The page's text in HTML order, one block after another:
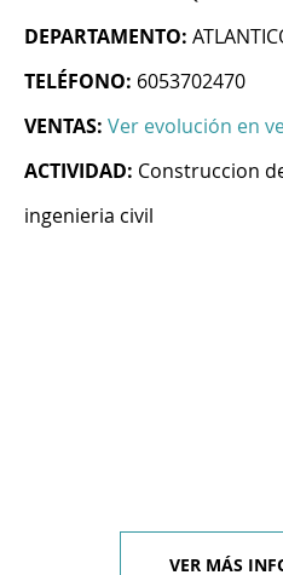
DEPARTAMENTO:
TELÉFONO: 6053702470
VENTAS: Ver evolución en
ACTIVIDAD: Construccion
ingenieria civil
VER MÁS